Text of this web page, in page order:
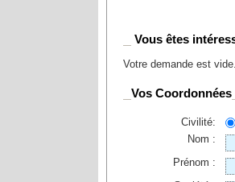
Vous êtes
Votre demande est
Vos Coordonnées
Civilité:
Nom :
Prénom :